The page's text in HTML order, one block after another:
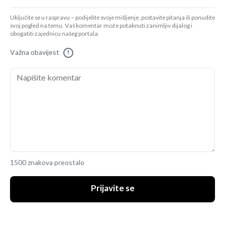
Uključite se u raspravu – podijelite svoje mišljenje, postavite pitanja ili ponudite
svoj pogled na temu. Vaš komentar može potaknuti zanimljiv dijalog i
obogatiti zajednicu našeg portala.
Važna obavijest !
1500 znakova preostalo
Prijavite se